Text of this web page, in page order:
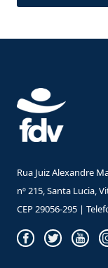
Rua Juiz Alexandre
nº 215, Santa Lucia,
CEP 29056-295 |